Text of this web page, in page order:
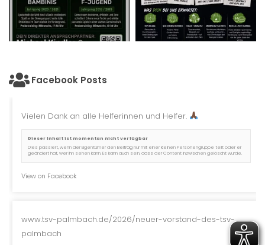
Facebook Posts
Vielen Dank an alle Helferinnen und Helfer.
Dieser Inhalt ist momentan nicht verfügbar
Dies passiert, wenn der Eigentümer den Beitrag nur mit einer kleinen Personengruppe teilt oder er
geändert hat, wer ihn sehen kann. Es kann auch sein, dass der Content inzwischen gelöscht wurde.
View on Facebook
www.tsv-palmbach.de/2026/neuer-vorstand-des-tsv-
palmbach